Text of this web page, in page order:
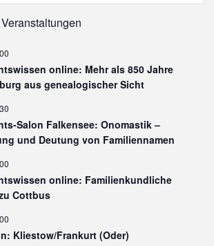
online: Mehr als 850 Jahre
aus genealogischer Sicht
Salon Falkensee: Onomastik –
und Deutung von Familiennamen
online: Familienkundliche
Cottbus
Kliestow/Frankurt (Oder)